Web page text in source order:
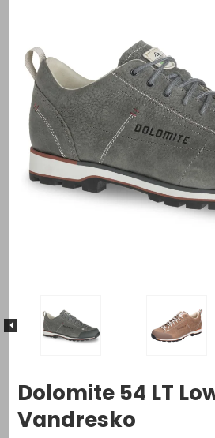
Dolomite 54 LT
Vandresko